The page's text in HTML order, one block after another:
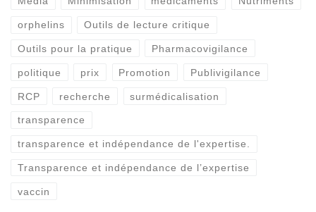
orphelins Outils de lecture critique
Outils pour la pratique Pharmacovigilance
politique prix Promotion Publivigilance
RCP recherche surmédicalisation
transparence
transparence et indépendance de l'expertise.
Transparence et indépendance de l’expertise
vaccin